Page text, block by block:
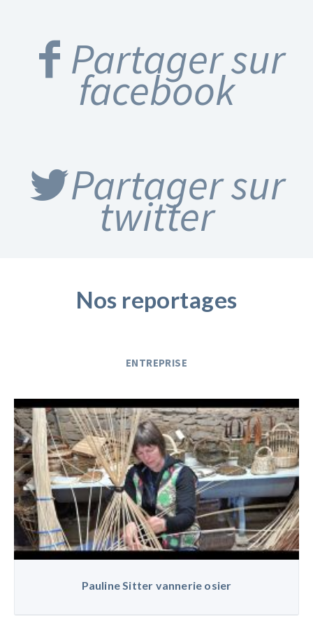
Partager sur
facebook
Partager sur
twitter
Nos reportages
ENTREPRISE
Pauline Sitter vannerie osier